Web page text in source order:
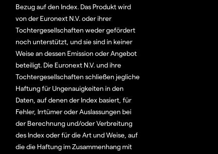
Bezug auf den Index. Das Produkt wird
von der Euronext N.V. oder ihrer
Tochtergesellschaften weder gefördert
noch unterstützt, und sie sind in keiner
Weise an dessen Emission oder Angebot
beteiligt. Die Euronext N.V. und ihre
Tochtergesellschaften schließen jegliche
Haftung für Ungenauigkeiten in den
Daten, auf denen der Index basiert, für
Fehler, Irrtümer oder Auslassungen bei
der Berechnung und/oder Verbreitung
des Index oder für die Art und Weise, auf
die die Haftung im Zusammenhang mit